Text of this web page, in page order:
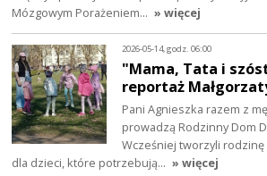
Mózgowym Porażeniem… » więcej
2026-05-14, godz. 06:00
"Mama, Tata i
reportaż
Pani Agnieszka razem z
prowadzą Rodzinny Dom
Wcześniej tworzyli
dla dzieci, które potrzebują… » więcej